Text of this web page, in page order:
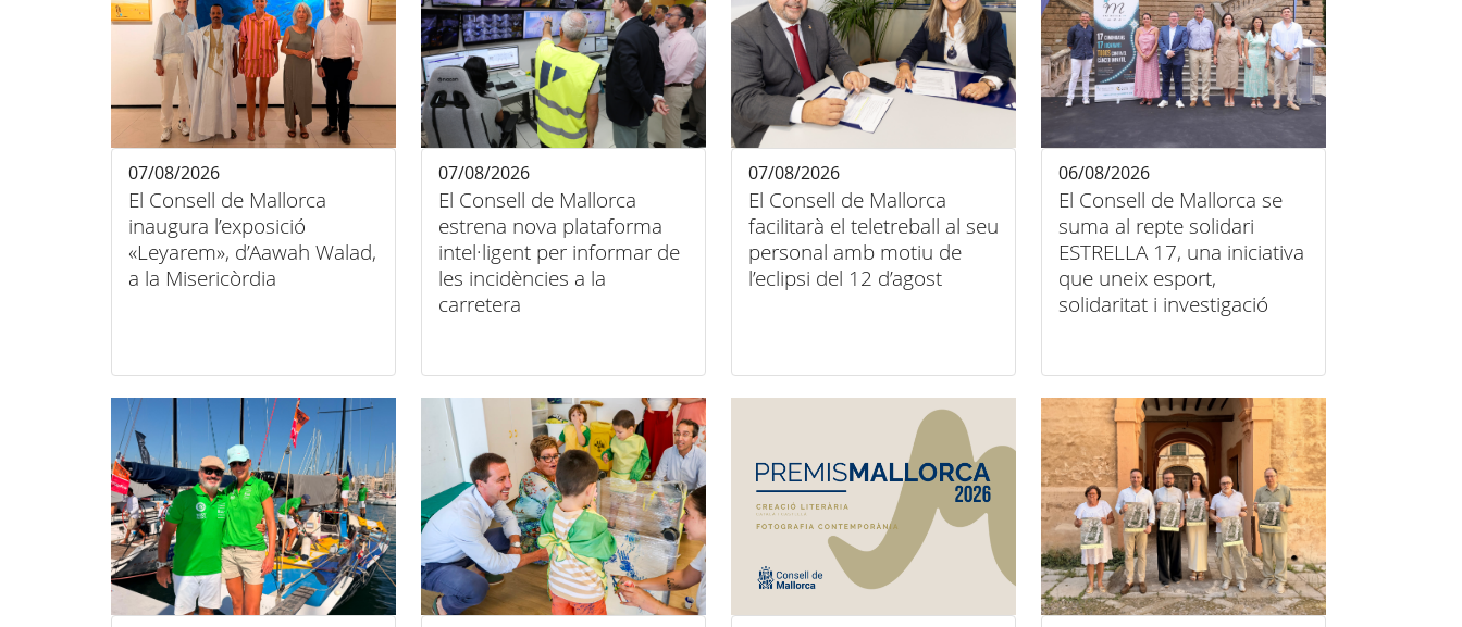
El Consell de Mallorca
inaugura l’exposició
«Leyarem», d’Aawah Walad,
a la Misericòrdia
07/08/2026
El Consell de Mallorca
estrena nova plataforma
intel·ligent per informar de
les incidències a la
carretera
07/08/2026
El Consell de Mallorca
facilitarà el teletreball al seu
personal amb motiu de
l’eclipsi del 12 d’agost
07/08/2026
El Consell de Mallorca se
suma al repte solidari
ESTRELLA 17, una iniciativa
que uneix esport,
solidaritat i investigació
06/08/2026